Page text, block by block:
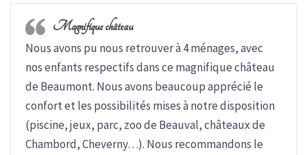
Magnifique château
Nous avons pu nous retrouver à 4 ménages, avec
nos enfants respectifs dans ce magnifique château
de Beaumont. Nous avons beaucoup apprécié le
confort et les possibilités mises à notre disposition
(piscine, jeux, parc, zoo de Beauval, châteaux de
Chambord, Cheverny…). Nous recommandons le